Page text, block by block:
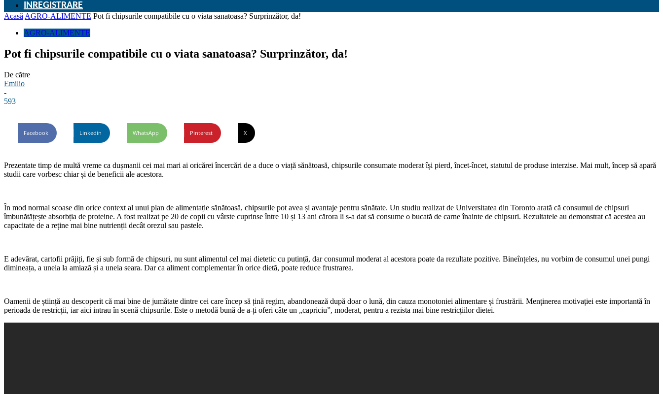
INREGISTRARE
Acasă AGRO-ALIMENTE Pot fi chipsurile compatibile cu o viata sanatoasa? Surprinzător, da!
AGRO-ALIMENTE
Pot fi chipsurile compatibile cu o viata sanatoasa? Surprinzător, da!
De către
Emilio
-
593
Facebook Linkedin WhatsApp Pinterest X
Prezentate timp de multă vreme ca dușmanii cei mai mari ai oricărei încercări de a duce o viață sănătoasă, chipsurile consumate moderat își pierd, încet-încet, statutul de produse interzise. Mai mult, încep să apară
studii care vorbesc chiar și de beneficii ale acestora.
În mod normal scoase din orice context al unui plan de alimentație sănătoasă, chipsurile pot avea și avantaje pentru sănătate. Un studiu realizat de Universitatea din Toronto arată că consumul de chipsuri
îmbunătățește absorbția de proteine. A fost realizat pe 20 de copii cu vârste cuprinse între 10 și 13 ani cărora li s-a dat să consume o bucată de carne înainte de chipsuri. Rezultatele au demonstrat că acestea au
capacitate de a reține mai bine nutrienții decât orezul sau pastele.
E adevărat, cartofii prăjiți, fie și sub formă de chipsuri, nu sunt alimentul cel mai dietetic cu putință, dar consumul moderat al acestora poate da rezultate pozitive. Bineînțeles, nu vorbim de consumul unei pungi
dimineața, a uneia la amiază și a uneia seara. Dar ca aliment complementar în orice dietă, poate reduce frustrarea.
Oamenii de știință au descoperit că mai bine de jumătate dintre cei care încep să țină regim, abandonează după doar o lună, din cauza monotoniei alimentare și frustrării. Menținerea motivației este importantă în
perioada de restricții, iar aici intrau în scenă chipsurile. Este o metodă bună de a-ți oferi câte un „capriciu”, moderat, pentru a rezista mai bine restricțiilor dietei.